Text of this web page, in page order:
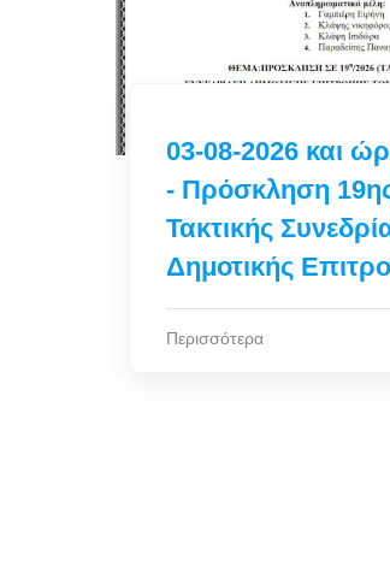
Συνεδρίαση 28-
και ώρα 18:00 -
Πρόσκληση
Συνεδρίασης
Συμβουλίου